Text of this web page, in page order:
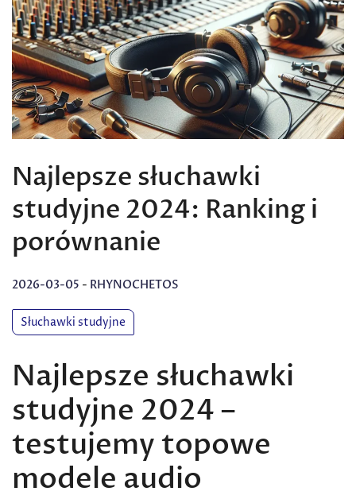
Najlepsze słuchawki
studyjne 2024: Ranking i
porównanie
2026-03-05 - RHYNOCHETOS
Słuchawki studyjne
Najlepsze słuchawki
studyjne 2024 –
testujemy topowe
modele audio